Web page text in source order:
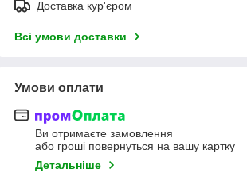
Доставка кур'єром
Всі умови доставки
Умови оплати
Ви отримаєте замовлення
або гроші повернуться на вашу картку
Детальніше